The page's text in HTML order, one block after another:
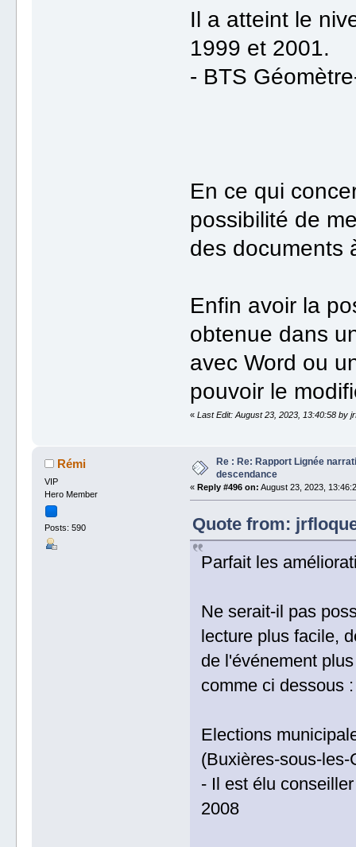
Il a atteint le
1999 et 2001.
- BTS
En ce qui
possibilité de
des documents
Enfin avoir la
obtenue dans
avec Word ou
pouvoir le
«Last Edit: August 23, 2023, 13:40:58 by
Rémi
VIP
Hero Member
Posts: 590
Re : Re: Rapport Lignée
descendance
«Reply #496 on: August 23, 2023,
Quote from:
Parfait les
Ne serait-il pas
lecture plus facile,
de l'événement
comme ci dessous :
Elections
(Buxières-sous-
- Il est élu
2008